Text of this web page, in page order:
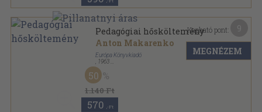
Pedagógiai hősköltemény
Anton Makarenko
Európa Könyvkiadó
1963
Vászon
Milliók könyve sorozat
1.140 Ft
50
570 ,-Ft
Kapható pont:
MEGNÉZEM